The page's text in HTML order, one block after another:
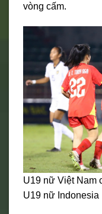
vòng cấm.
U19 nữ Việt Nam
U19 nữ Indonesia